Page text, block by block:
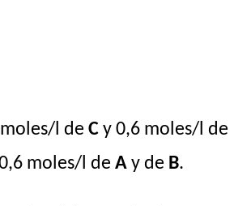
l de C y 0,6 moles/l de
moles/l de A y de B.